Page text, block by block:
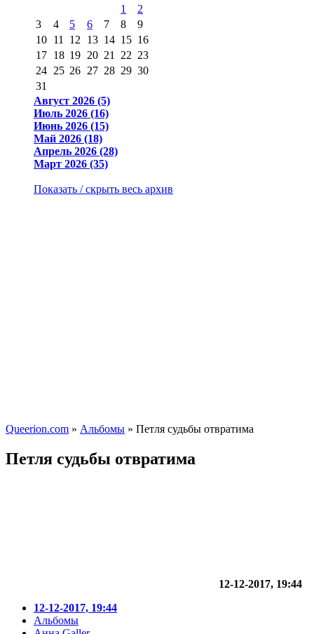
1
2
3
4 5 6 7 8
9
10 11 12 13 14 15 16
17 18 19 20 21 22 23
24 25 26 27 28 29 30
31
Август 2026 (5)
Июль 2026 (16)
Июнь 2026 (15)
Май 2026 (18)
Апрель 2026 (28)
Март 2026 (35)
Показать / скрыть весь архив
Queerion.com » Альбомы » Петля судьбы отвратима
Петля судьбы отвратима
12-12-2017, 19:44
12-12-2017, 19:44
Альбомы